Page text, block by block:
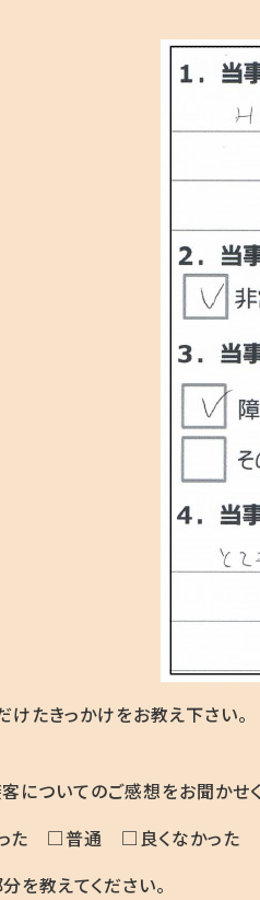
たきっかけをお教え下さい。
についてのご感想をお聞かせ
た □普通 □良くなかった
を教えてください。